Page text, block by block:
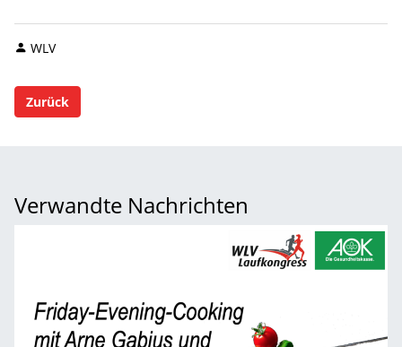
WLV
Zurück
Verwandte Nachrichten